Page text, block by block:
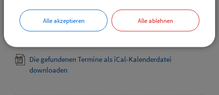
Downloads
Die gefundenen Termine als VCS-Kalenderdatei
Die gefundenen Termine als iCal-Kalenderdatei
downloaden
Alle akzeptieren Alle ablehnen